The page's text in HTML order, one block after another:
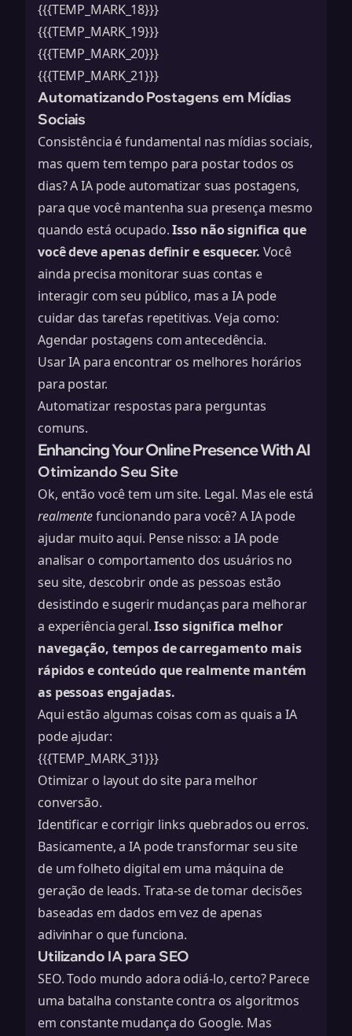
{{{TEMP_MARK_18}}}
{{{TEMP_MARK_19}}}
{{{TEMP_MARK_20}}}
{{{TEMP_MARK_21}}}
Automatizando Postagens em Mídias
Sociais
Consistência é fundamental nas mídias sociais,
mas quem tem tempo para postar todos os
dias? A IA pode automatizar suas postagens,
para que você mantenha sua presença mesmo
quando está ocupado.Isso não significa que
você deve apenas definir e esquecer. Você
ainda precisa monitorar suas contas e
interagir com seu público, mas a IA pode
cuidar das tarefas repetitivas. Veja como:
Agendar postagens com antecedência.
Usar IA para encontrar os melhores horários
para postar.
Automatizar respostas para perguntas
comuns.
Enhancing Your Online Presence With AI
Otimizando Seu Site
Ok, então você tem um site. Legal. Mas ele está
realmentefuncionando para você? A IA pode
ajudar muito aqui. Pense nisso: a IA pode
analisar o comportamento dos usuários no
seu site, descobrir onde as pessoas estão
desistindo e sugerir mudanças para melhorar
a experiência geral.Isso significa melhor
navegação, tempos de carregamento mais
rápidos e conteúdo que realmente mantém
as pessoas engajadas.
Aqui estão algumas coisas com as quais a IA
pode ajudar:
{{{TEMP_MARK_31}}}
Otimizar o layout do site para melhor
conversão.
Identificar e corrigir links quebrados ou erros.
Basicamente, a IA pode transformar seu site
de um folheto digital em uma máquina de
geração de leads. Trata-se de tomar decisões
baseadas em dados em vez de apenas
adivinhar o que funciona.
Utilizando IA para SEO
SEO. Todo mundo adora odiá-lo, certo? Parece
uma batalha constante contra os algoritmos
em constante mudança do Google. Mas